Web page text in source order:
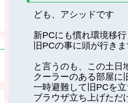
ども、アシッドです
新PCにも慣れ環境移
旧PCの事に頭が行き
と言うのも、この土日
クーラーのある部屋に
一時避難して旧PCを
ブラウザ立ち上げただ